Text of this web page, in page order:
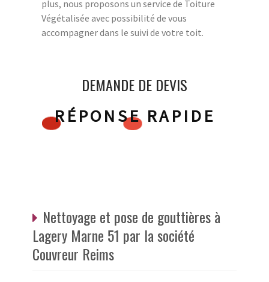
plus, nous proposons un service de Toiture
Végétalisée avec possibilité de vous
accompagner dans le suivi de votre toit.
DEMANDE DE DEVIS
RÉPONSE RAPIDE
Nettoyage et pose de gouttières à
Lagery Marne 51 par la société
Couvreur Reims